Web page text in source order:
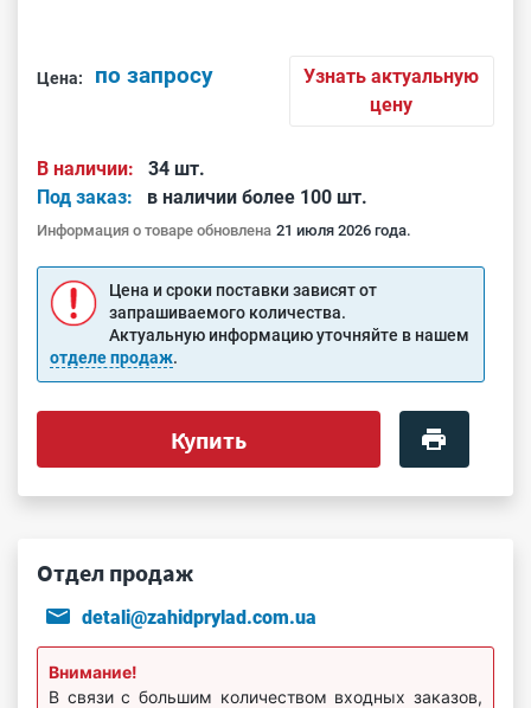
Цена: по запросу
Узнать актуальную
цену
В наличии:
34 шт.
Под заказ:
в наличии более 100 шт.
Информация о товаре обновлена 21 июля 2026 года.
Цена и сроки поставки зависят от
запрашиваемого количества.
Актуальную информацию уточняйте в нашем
отделе продаж.
Купить
Отдел продаж
detali@zahidprylad.com.ua
Внимание!
В связи с большим количеством входных заказов,